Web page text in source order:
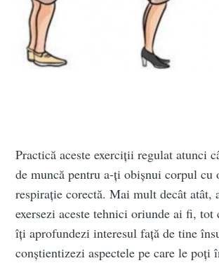
Practică aceste exerciții regulat atunci
de muncă pentru a-ți obișnui corpul cu
respirație corectă. Mai mult decât atât,
exersezi aceste tehnici oriunde ai fi, tot
îți aprofundezi interesul față de tine
conștientizezi aspectele pe care le poți